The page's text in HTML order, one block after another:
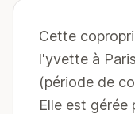
Cette
l'yvette à
(période de
Elle est gérée